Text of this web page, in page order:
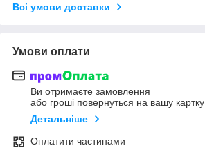
Всі умови доставки
Умови оплати
Ви отримаєте замовлення
або гроші повернуться на вашу картку
Детальніше
Оплатити частинами